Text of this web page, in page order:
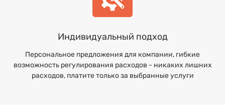
Индивидуальный подход
Персональное предложения для компании, гибкие
возможность регулирования расходов - никаких лишних
расходов, платите только за выбранные услуги